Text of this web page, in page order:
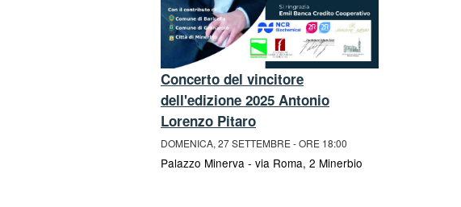
Concerto del vincitore
dell'edizione 2025 Antonio
Lorenzo Pitaro
DOMENICA, 27 SETTEMBRE - ORE 18:00
Palazzo Minerva - via Roma, 2 Minerbio